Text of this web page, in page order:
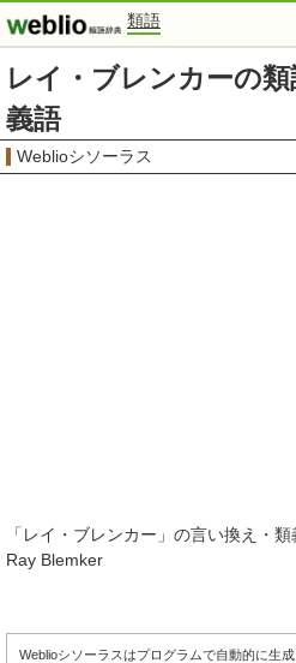
類語
レイ・ブレンカーの
義語
Weblioシソーラス
「 レイ・ブレンカー 」の言い換え・類
Ray Blemker
Weblioシソーラスはプログラムで自動的に生